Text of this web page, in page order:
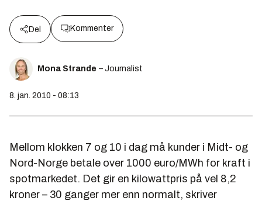
Del Kommenter
Mona Strande – Journalist
8. jan. 2010 - 08:13
Mellom klokken 7 og 10 i dag må kunder i Midt- og
Nord-Norge betale over 1000 euro/MWh for kraft i
spotmarkedet. Det gir en kilowattpris på vel 8,2
kroner – 30 ganger mer enn normalt, skriver